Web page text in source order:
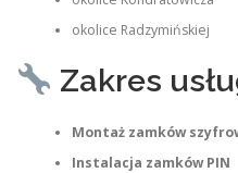
okolice Radzymińskiej
Zakres
Montaż zamków
Instalacja zamków PIN